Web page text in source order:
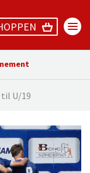
til U/19